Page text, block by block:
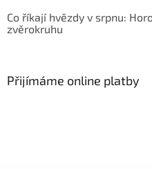
Co říkají hvězdy v srpnu:
zvěrokruhu
Přijímáme online platby